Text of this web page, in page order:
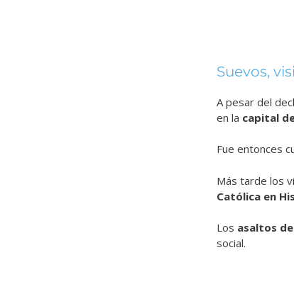
Suevos,
A pesar del
en la capital
Fue entonces
Más tarde los
Católica en
Los asaltos
social.